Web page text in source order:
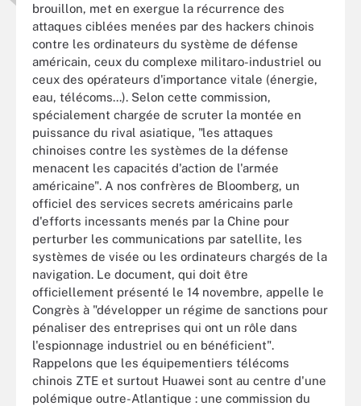
brouillon, met en exergue la récurrence des
attaques ciblées menées par des hackers chinois
contre les ordinateurs du système de défense
américain, ceux du complexe militaro-industriel ou
ceux des opérateurs d'importance vitale (énergie,
eau, télécoms...). Selon cette commission,
spécialement chargée de scruter la montée en
puissance du rival asiatique, "les attaques
chinoises contre les systèmes de la défense
menacent les capacités d'action de l'armée
américaine". A nos confrères de Bloomberg, un
officiel des services secrets américains parle
d'efforts incessants menés par la Chine pour
perturber les communications par satellite, les
systèmes de visée ou les ordinateurs chargés de la
navigation. Le document, qui doit être
officiellement présenté le 14 novembre, appelle le
Congrès à "développer un régime de sanctions pour
pénaliser des entreprises qui ont un rôle dans
l'espionnage industriel ou en bénéficient".
Rappelons que les équipementiers télécoms
chinois ZTE et surtout Huawei sont au centre d'une
polémique outre-Atlantique : une commission du